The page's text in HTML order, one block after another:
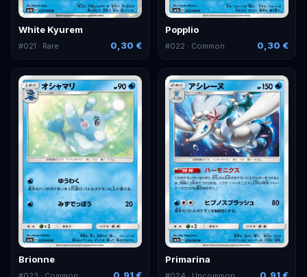
White Kyurem
#021 · Rare 0,30 €
Popplio
#022 · Common 0,30 €
Brionne Primarina